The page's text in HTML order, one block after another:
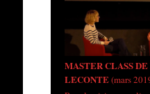
MASTER CLASS
LECONTE(mars